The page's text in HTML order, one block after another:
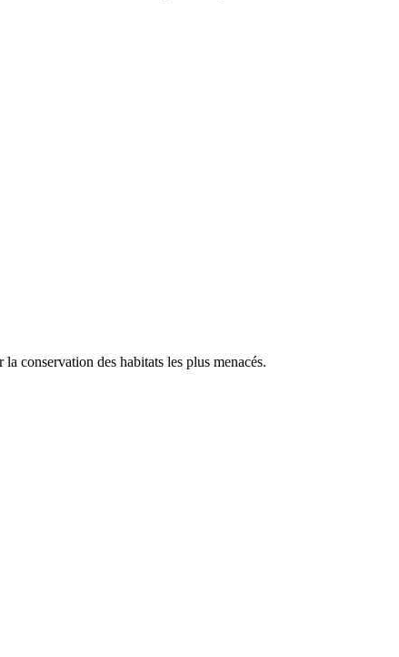
conservation des habitats les plus menacés.